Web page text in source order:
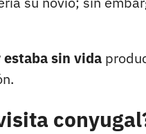
sin vida